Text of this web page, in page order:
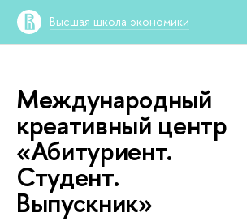
Высшая школа экономики
Международный
креативный центр
«Абитуриент.
Студент.
Выпускник»